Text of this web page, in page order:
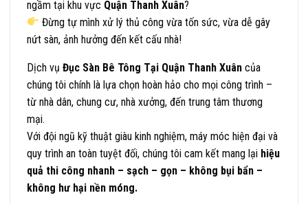
ngầm tại khu vực Quận Thanh Xuân?
Đừng tự mình xử lý thủ công vừa tốn sức, vừa dễ gây
nứt sàn, ảnh hưởng đến kết cấu nhà!
Dịch vụ Đục Sàn Bê Tông Tại Quận Thanh Xuân của
chúng tôi chính là lựa chọn hoàn hảo cho mọi công trình –
từ nhà dân, chung cư, nhà xưởng, đến trung tâm thương
mại.
Với đội ngũ kỹ thuật giàu kinh nghiệm, máy móc hiện đại và
quy trình an toàn tuyệt đối, chúng tôi cam kết mang lại hiệu
quả thi công nhanh – sạch – gọn – không bụi bẩn –
không hư hại nền móng.